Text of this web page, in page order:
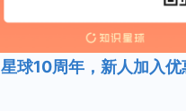
星球10周年，新人加入优